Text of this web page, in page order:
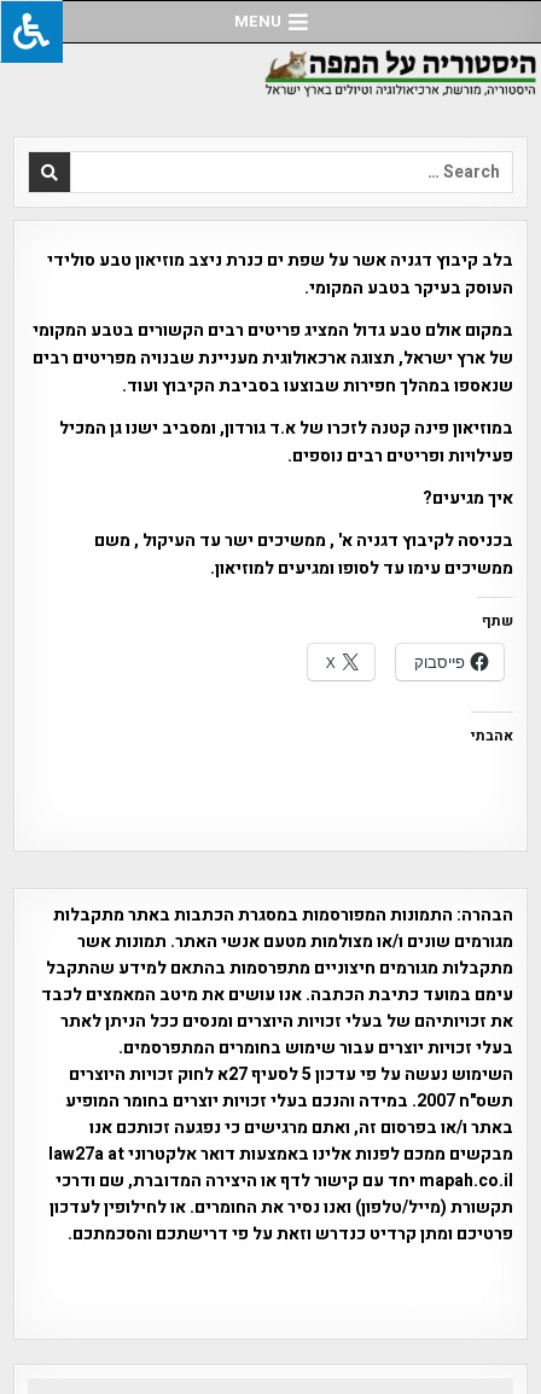
to
content
MENU
Search
for:
בלב קיבוץ דגניה אשר על שפת ים כנרת ניצב מוזיאון טבע סולידי
העוסק בעיקר בטבע המקומי.
במקום אולם טבע גדול המציג פריטים רבים הקשורים בטבע המקומי
של ארץ ישראל, תצוגה ארכאולוגית מעניינת שבנויה מפריטים רבים
שנאספו במהלך חפירות שבוצעו בסביבת הקיבוץ ועוד.
במוזיאון פינה קטנה לזכרו של א.ד גורדון, ומסביב ישנו גן המכיל
פעילויות ופריטים רבים נוספים.
איך מגיעים?
בכניסה לקיבוץ דגניה א' , ממשיכים ישר עד העיקול , משם
ממשיכים עימו עד לסופו ומגיעים למוזיאון.
שתף
פייסבוק
X
אהבתי
הבהרה: התמונות המפורסמות במסגרת הכתבות באתר מתקבלות
מגורמים שונים ו/או מצולמות מטעם אנשי האתר. תמונות אשר
מתקבלות מגורמים חיצוניים מתפרסמות בהתאם למידע שהתקבל
עימם במועד כתיבת הכתבה. אנו עושים את מיטב המאמצים לכבד
את זכויותיהם של בעלי זכויות היוצרים ומנסים ככל הניתן לאתר
בעלי זכויות יוצרים עבור שימוש בחומרים המתפרסמים.
השימוש נעשה על פי עדכון 5 לסעיף 27א לחוק זכויות היוצרים
תשס"ח 2007. במידה והנכם בעלי זכויות יוצרים בחומר המופיע
באתר ו/או בפרסום זה, ואתם מרגישים כי נפגעה זכותכם אנו
מבקשים ממכם לפנות אלינו באמצעות דואר אלקטרוני law27a at
mapah.co.il יחד עם קישור לדף או היצירה המדוברת, שם ודרכי
תקשורת (מייל/טלפון) ואנו נסיר את החומרים. או לחילופין לעדכון
פרטיכם ומתן קרדיט כנדרש וזאת על פי דרישתכם והסכמתכם.